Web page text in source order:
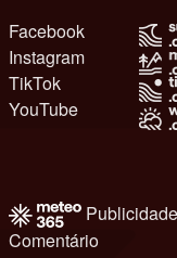
Facebook
Instagram
TikTok
YouTube
Publicidade
Comentário